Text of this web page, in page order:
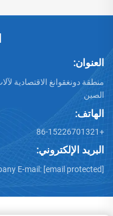
العنوان:
منطقة دونغقوانغ الاقتصادية
الصين
الهاتف:
+86-15226701321
البريد الإلكتروني:
E-mail: [email protected]